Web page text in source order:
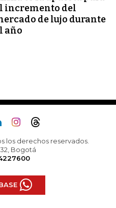
incremento del
de lujo durante
año
los derechos reservados.
32, Bogotá